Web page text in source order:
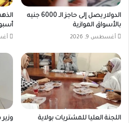
الدولار يصل إلى حاجز الـ 6000 جنيه
بالأسواق الموازية
أغسطس 9, 2026
اللجنة العليا للمشتريات بولاية
وزير